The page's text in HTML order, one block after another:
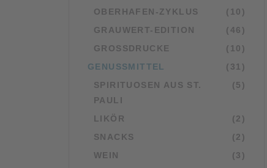
OBERHAFEN-ZYKLUS
(10)
GRAUWERT-EDITION
(46)
GROSSDRUCKE
(10)
GENUSSMITTEL
(31)
SPIRITUOSEN AUS ST.
PAULI
(5)
LIKÖR
(2)
SNACKS
(2)
WEIN
(3)